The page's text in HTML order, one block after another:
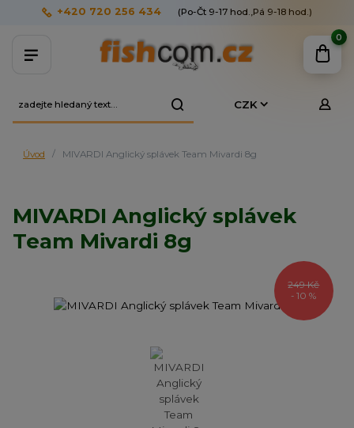
CZK
+420 720 256 434 (Po-Čt 9-17 hod.,Pá 9-18 hod.)
0
Úvod MIVARDI Anglický splávek Team Mivardi 8g
MIVARDI Anglický splávek
Team Mivardi 8g
249 Kč
- 10 %